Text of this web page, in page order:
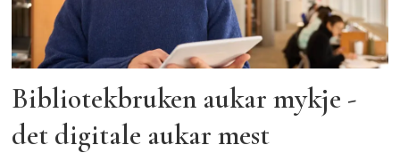
Bibliotekbruken aukar mykje -
det digitale aukar mest